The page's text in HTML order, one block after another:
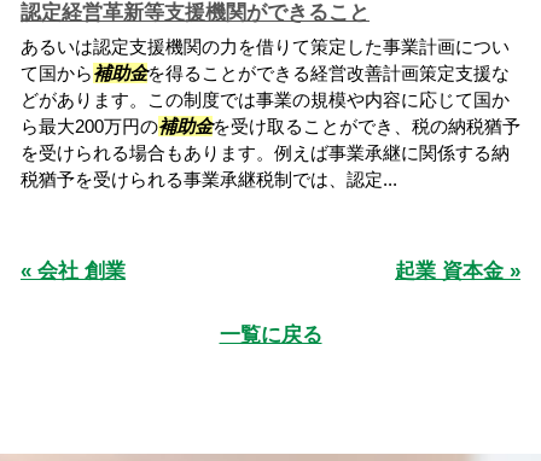
認定経営革新等支援機関ができること
あるいは認定支援機関の力を借りて策定した事業計画につい
て国から補助金を得ることができる経営改善計画策定支援な
どがあります。この制度では事業の規模や内容に応じて国か
ら最大200万円の補助金を受け取ることができ、税の納税猶予
を受けられる場合もあります。例えば事業承継に関係する納
税猶予を受けられる事業承継税制では、認定...
« 会社 創業 起業 資本金 »
一覧に戻る